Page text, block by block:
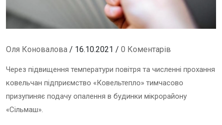
Оля Коновалова / 16.10.2021 / 0 Коментарів
Через підвищення температури повітря та численні прохання
ковельчан підприємство «Ковельтепло» тимчасово
призупиняє подачу опалення в будинки мікрорайону
«Сільмаш».